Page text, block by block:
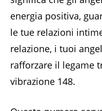
energia positiva,
le tue relazioni
relazione, i tuoi
rafforzare il legame
vibrazione 148.